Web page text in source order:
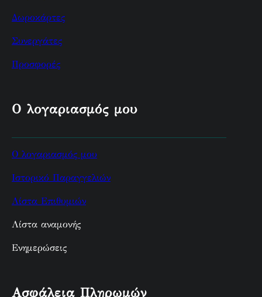
Δωροκάρτες
Συνεργάτες
Προσφορές
Ο λογαριασμός μου
Ο λογαριασμός μου
Ιστορικό Παραγγελιών
Λίστα Επιθυμιών
Λίστα αναμονής
Ενημερώσεις
Ασφάλεια Πληρωμών